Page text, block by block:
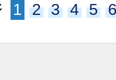
1 2 3 4 5